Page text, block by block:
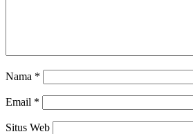
Nama *
Email *
Situs Web